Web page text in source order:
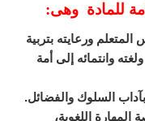
للمادة وهى:
ورعايته بتربية
وانتمائه إلى أمة
السلوك والفضائل.
المهارة اللغوية،